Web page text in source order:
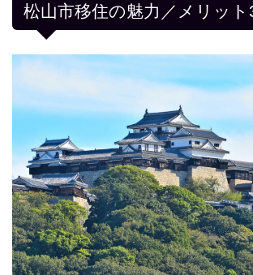
松山市移住の魅力／メリット